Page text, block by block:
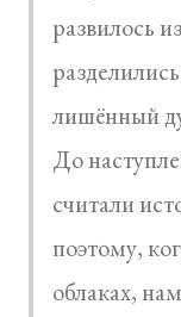
развилось
лишённый
До
считали
поэтому,
облаках,